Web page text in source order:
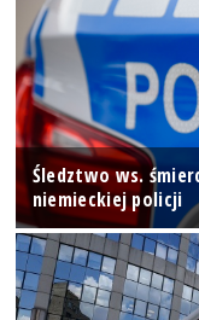
Śledztwo ws.
niemieckiej policji